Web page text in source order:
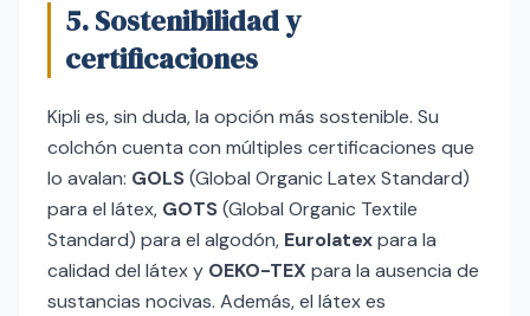
5. Sostenibilidad y
certificaciones
Kipli es, sin duda, la opción más sostenible. Su
colchón cuenta con múltiples certificaciones que
lo avalan: GOLS(Global Organic Latex Standard)
para el látex, GOTS(Global Organic Textile
Standard) para el algodón, Eurolatexpara la
calidad del látex y OEKO-TEX para la ausencia de
sustancias nocivas. Además, el látex es